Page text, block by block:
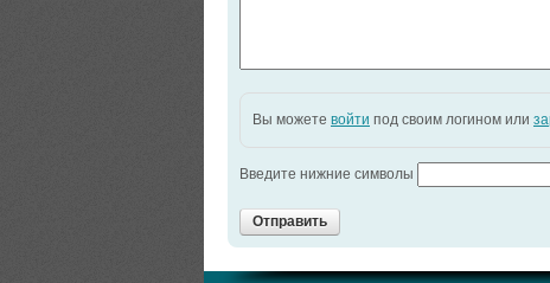
Вы можете войти под своим логином или
Введите нижние символы
Отправить